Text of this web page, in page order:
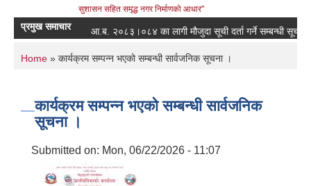
सुशासन सहित समृद्ध नगर निर्माणको आधार"
प्रमुख समाचारआ.ब. २०८३।०८४ का लागी मौजुदा सूची दर्ता गर्ने सम्बन्धी सूचना ।
You are here
Home » कार्यक्रम सम्पन्न भएको सम्बन्धी सार्वजनिक सूचना ।
कार्यक्रम सम्पन्न भएको सम्बन्धी सार्वजनिक
सूचना ।
Submitted on: Mon, 06/22/2026 - 11:07